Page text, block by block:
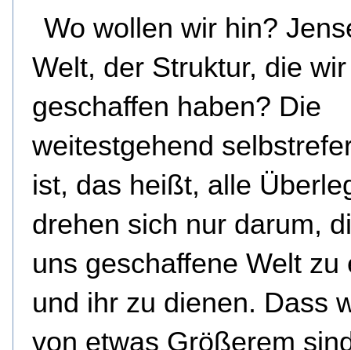
Wo wollen wir hin?
Welt, der Struktur, die
geschaffen haben? Die
weitestgehend
ist, das heißt, alle
drehen sich nur darum,
uns geschaffene Welt zu
und ihr zu dienen. Dass
von etwas Größerem